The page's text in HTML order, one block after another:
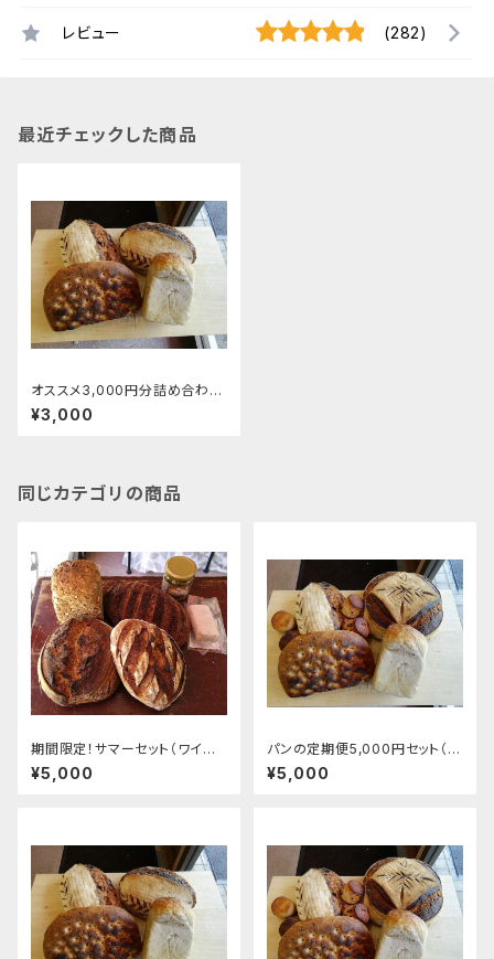
レビュー (282)
最近チェックした商品
オススメ3,000円分詰め合わせ
セット
¥3,000
同じカテゴリの商品
期間限定！サマーセット（ワイン
にぴったりの食材も同梱します！
冷蔵便でお送り致します。）
¥5,000
パンの定期便5,000円セット（月
1回お届け！毎回5,500円分入っ
てお得ですよ～♬ 発送先は日
¥5,000